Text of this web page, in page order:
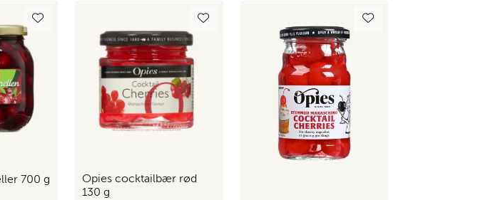
700 g
Opies cocktailbær rød
130 g